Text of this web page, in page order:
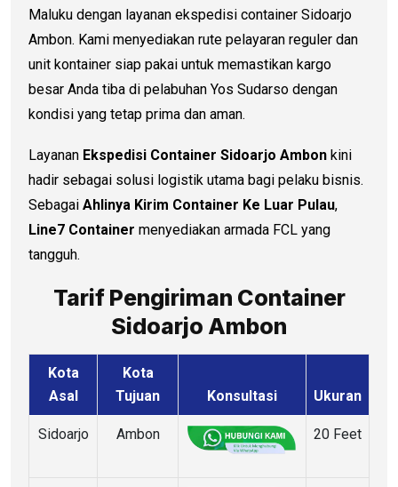
Maluku dengan layanan ekspedisi container Sidoarjo
Ambon. Kami menyediakan rute pelayaran reguler dan
unit kontainer siap pakai untuk memastikan kargo
besar Anda tiba di pelabuhan Yos Sudarso dengan
kondisi yang tetap prima dan aman.
Layanan Ekspedisi Container Sidoarjo Ambon kini
hadir sebagai solusi logistik utama bagi pelaku bisnis.
Sebagai Ahlinya Kirim Container Ke Luar Pulau,
Line7 Container menyediakan armada FCL yang
tangguh.
Tarif Pengiriman Container
Sidoarjo Ambon
Kota
Asal
Kota
Tujuan
Konsultasi Ukuran
Sidoarjo Ambon 20 Feet